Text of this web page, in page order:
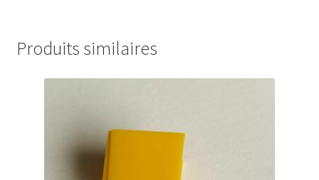
Produits similaires